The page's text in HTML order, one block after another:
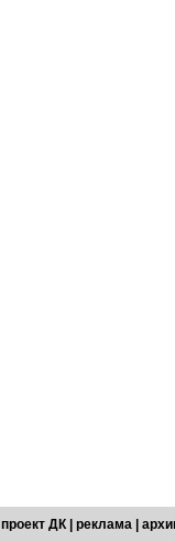
проект ДК реклама